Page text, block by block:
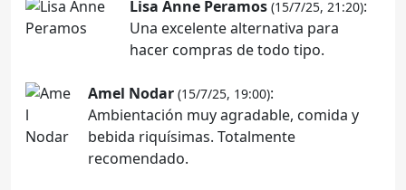
Lisa Anne Peramos (15/7/25, 21:20):
Una excelente alternativa para
hacer compras de todo tipo.
Amel Nodar (15/7/25, 19:00):
Ambientación muy agradable, comida y
bebida riquísimas. Totalmente
recomendado.